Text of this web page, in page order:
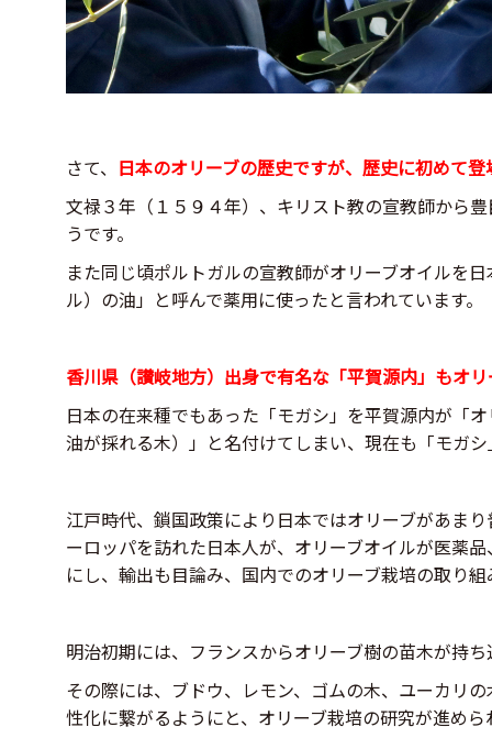
さて、 日本のオリーブの歴史ですが、歴史に初めて
文禄３年（１５９４年）、キリスト教の宣教師から
うです。
また同じ頃ポルトガルの宣教師がオリーブオイルを
ル）の油」と呼んで薬用に使ったと言われています。
香川県（讃岐地方）出身で有名な「平賀源内」もオ
日本の在来種でもあった「モガシ」を平賀源内が「
油が採れる木）」と名付けてしまい、現在も「モガ
江戸時代、鎖国政策により日本ではオリーブがあま
ーロッパを訪れた日本人が、オリーブオイルが医薬
にし、輸出も目論み、国内でのオリーブ栽培の取り
明治初期には、フランスからオリーブ樹の苗木が持
その際には、ブドウ、レモン、ゴムの木、ユーカリ
性化に繋がるようにと、オリーブ栽培の研究が進めら